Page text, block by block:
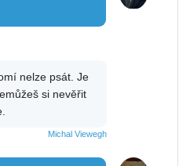
nelze psát. Je
si nevěřit
Michal Viewegh